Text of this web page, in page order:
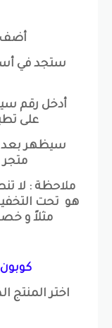
أضف
ستجد في
أدخل رقم
على
سيظهر بعد
ملاحظة : لا
هو تحت
مثلاً و
اختر المنتج